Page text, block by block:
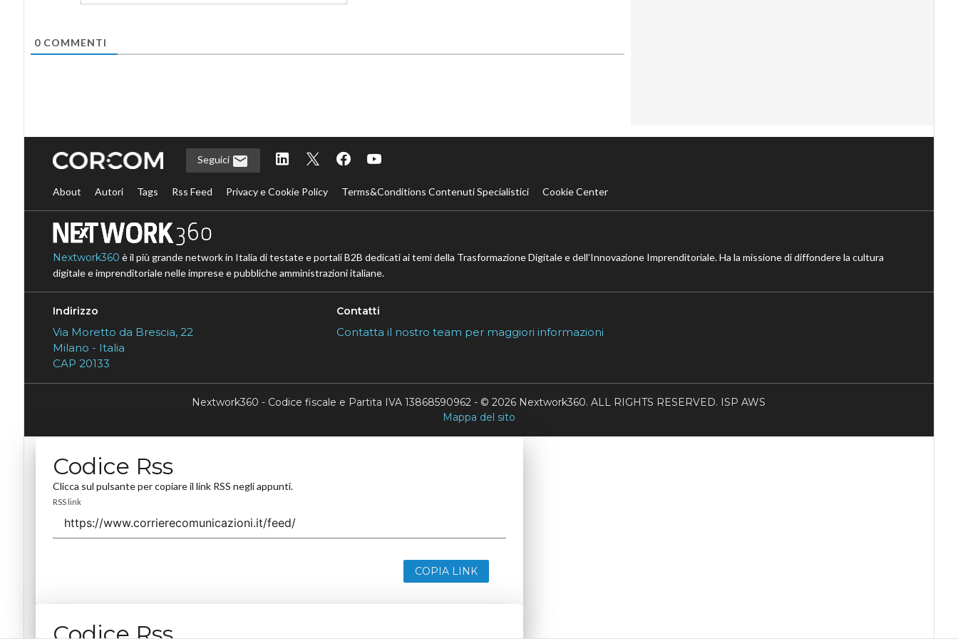
0COMMENTI
Seguici
About Autori Tags Rss Feed Privacy e Cookie Policy Terms&Conditions Contenuti Specialistici Cookie Center
Nextwork360 è il più grande network in Italia di testate e portali B2B dedicati ai temi della Trasformazione Digitale e dell’Innovazione Imprenditoriale. Ha la missione di diffondere la cultura
digitale e imprenditoriale nelle imprese e pubbliche amministrazioni italiane.
Indirizzo
Via Moretto da Brescia, 22
Milano - Italia
CAP 20133
Contatti
Contatta il nostro team per maggiori informazioni
Nextwork360 - Codice fiscale e Partita IVA 13868590962 - © 2026 Nextwork360. ALL RIGHTS RESERVED. ISP AWS
Mappa del sito
Codice Rss
Clicca sul pulsante per copiare il link RSS negli appunti.
RSS link
COPIA LINK
Codice Rss